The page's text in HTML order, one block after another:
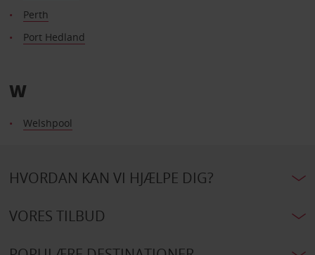
Perth
Port Hedland
W
Welshpool
HVORDAN KAN VI HJÆLPE DIG?
VORES TILBUD